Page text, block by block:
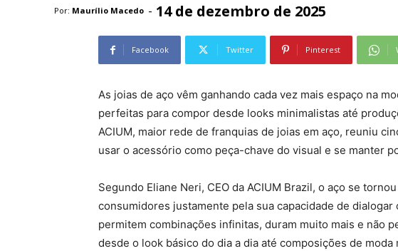
Por: Maurílio Macedo - 14 de dezembro de 2025
Facebook Twitter Pinterest
As joias de aço vêm ganhando cada vez mais espaço na
perfeitas para compor desde looks minimalistas até
ACIUM, maior rede de franquias de joias em aço, reuniu
usar o acessório como peça-chave do visual e se manter
Segundo Eliane Neri, CEO da ACIUM Brazil, o aço se
consumidores justamente pela sua capacidade de
permitem combinações infinitas, duram muito mais e não
desde o look básico do dia a dia até composições de